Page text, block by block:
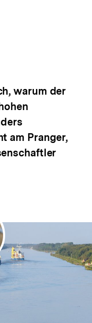
warum der
am Pranger,